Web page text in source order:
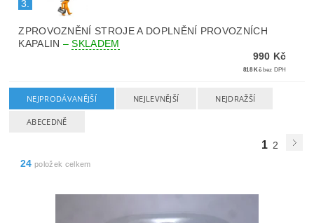
3.
ZPROVOZNĚNÍ STROJE A DOPLNĚNÍ PROVOZNÍCH
KAPALIN –SKLADEM
990 Kč
818 Kč bez DPH
NEJPRODÁVANĚJŠÍ NEJLEVNĚJŠÍ NEJDRAŽŠÍ
ABECEDNĚ
1 2
24 položek celkem